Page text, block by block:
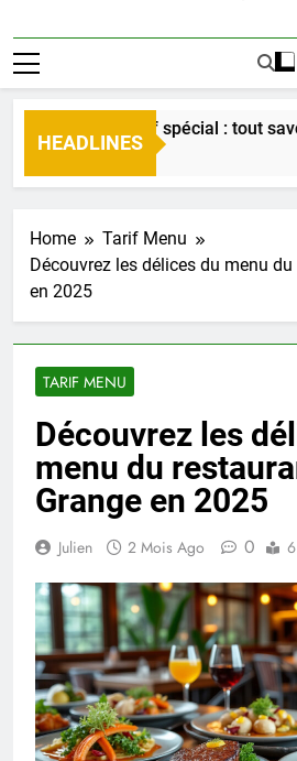
HEADLINES
senior tarif spécial : tout savoir
Ago
Home
Tarif Menu
Découvrez les délices du menu
en 2025
TARIF MENU
Découvrez les
menu du
Grange en 2025
Julien 2 Mois Ago 0